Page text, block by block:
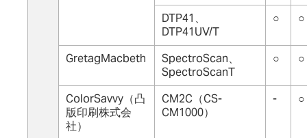
DTP41、
DTP41UV/T
○ ○
GretagMacbeth
SpectroScan、
SpectroScanT
○ ○
ColorSavvy（凸
版印刷株式会
社）
CM2C（CS-
CM1000）
- ○